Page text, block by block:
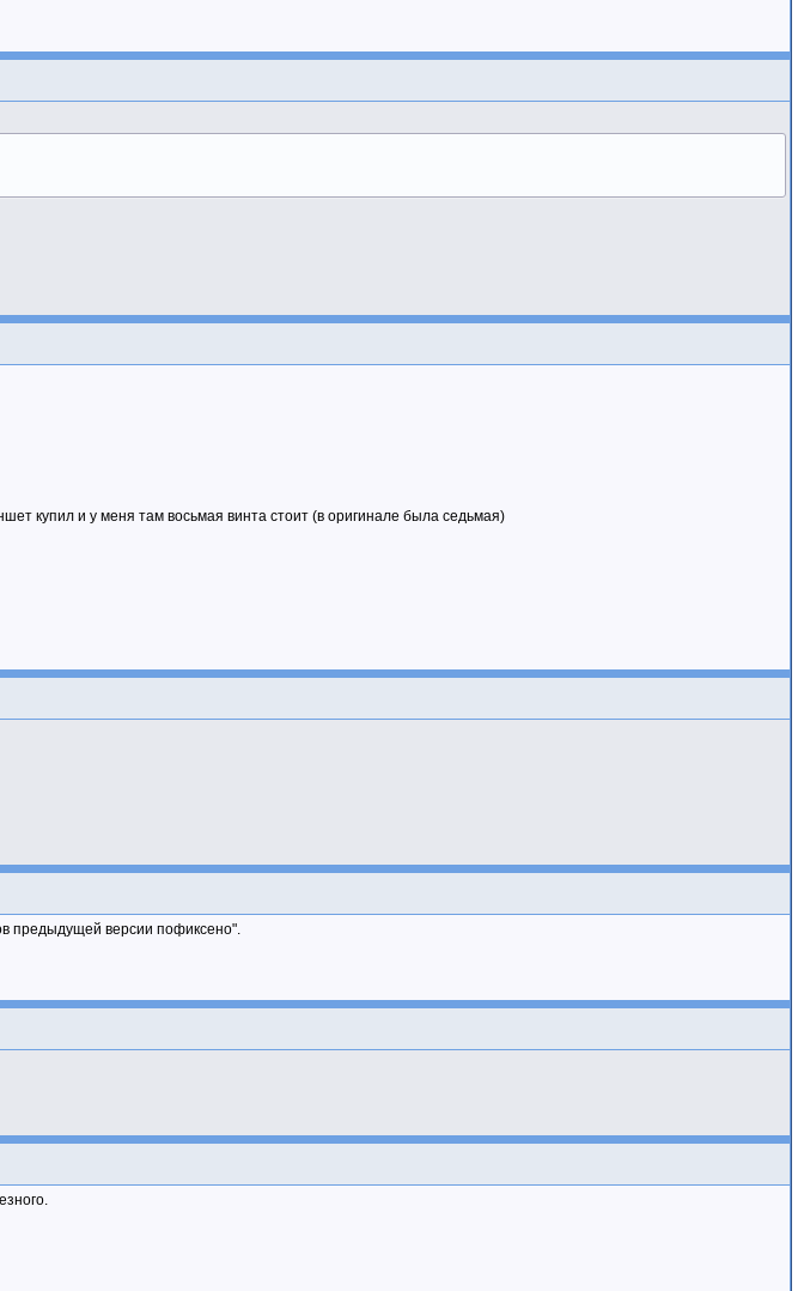
купил и у меня там восьмая винта стоит (в оригинале была седьмая)
предыдущей версии пофиксено".